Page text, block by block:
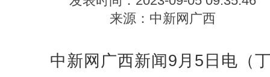
来源：中新网广西
中新网广西新闻9月5日电（